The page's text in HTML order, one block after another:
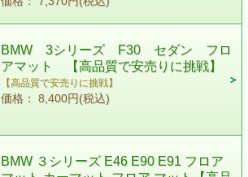
BMW 3シリーズ F30 セダン フロ
アマット 【高品質で安売りに挑戦】
【高品質で安売りに挑戦】
価格： 8,400円(税込)
BMW ３シリーズ E46 E90 E91 フロア